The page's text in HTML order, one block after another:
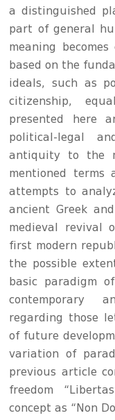
a distinguished
part of general
meaning
based on the
ideals, such as
citizenship,
presented here
political-legal
antiquity to the
mentioned terms
attempts to
ancient Greek
medieval revival
first modern
the possible
basic paradigm
contemporary
regarding those
of future
variation of
previous article
freedom
concept as “Non